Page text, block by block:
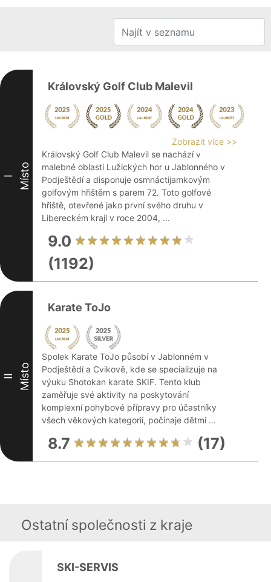
I Místo
Královský Golf Club Malevil
Zobrazit více >>
Královský Golf Club Malevil se nachází v
malebné oblasti Lužických hor u Jablonného v
Podještědí a disponuje osmnáctijamkovým
golfovým hřištěm s parem 72. Toto golfové
hřiště, otevřené jako první svého druhu v
Libereckém kraji v roce 2004, ...
9.0
(1192)
II Místo
Karate ToJo
Spolek Karate ToJo působí v Jablonném v
Podještědí a Cvikově, kde se specializuje na
výuku Shotokan karate SKIF. Tento klub
zaměřuje své aktivity na poskytování
komplexní pohybové přípravy pro účastníky
všech věkových kategorií, počínaje dětmi ...
8.7 (17)
Ostatní společnosti z kraje
SKI-SERVIS